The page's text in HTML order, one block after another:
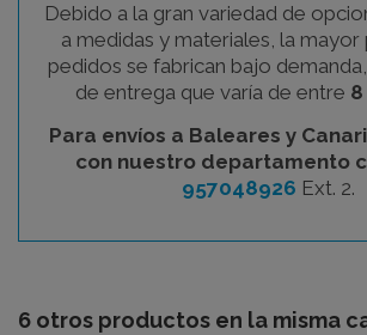
Debido a la gran variedad de
a medidas y materiales, la
pedidos se fabrican bajo
de entrega que varía de entre
Para envíos a Baleares y
con nuestro departamento
957048926 Ext. 2.
6 otros productos en la misma